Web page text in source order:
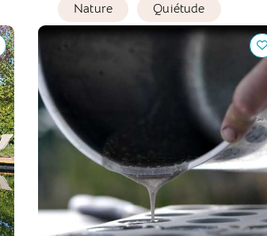
Nature Quiétude
Cendrea Nature, Atelier de lessive à
l'ancienne.